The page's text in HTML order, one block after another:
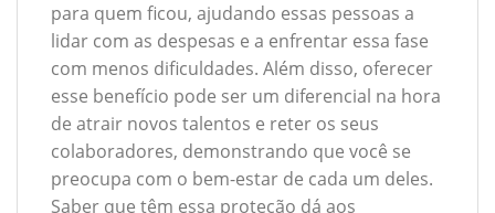
para quem ficou, ajudando essas pessoas a
lidar com as despesas e a enfrentar essa fase
com menos dificuldades. Além disso, oferecer
esse benefício pode ser um diferencial na hora
de atrair novos talentos e reter os seus
colaboradores, demonstrando que você se
preocupa com o bem-estar de cada um deles.
Saber que têm essa proteção dá aos